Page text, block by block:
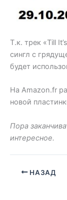
Т.к. трек «Till
сингл с
будет
На Amazon.fr
новой
Пора
интересное.
НАЗАД